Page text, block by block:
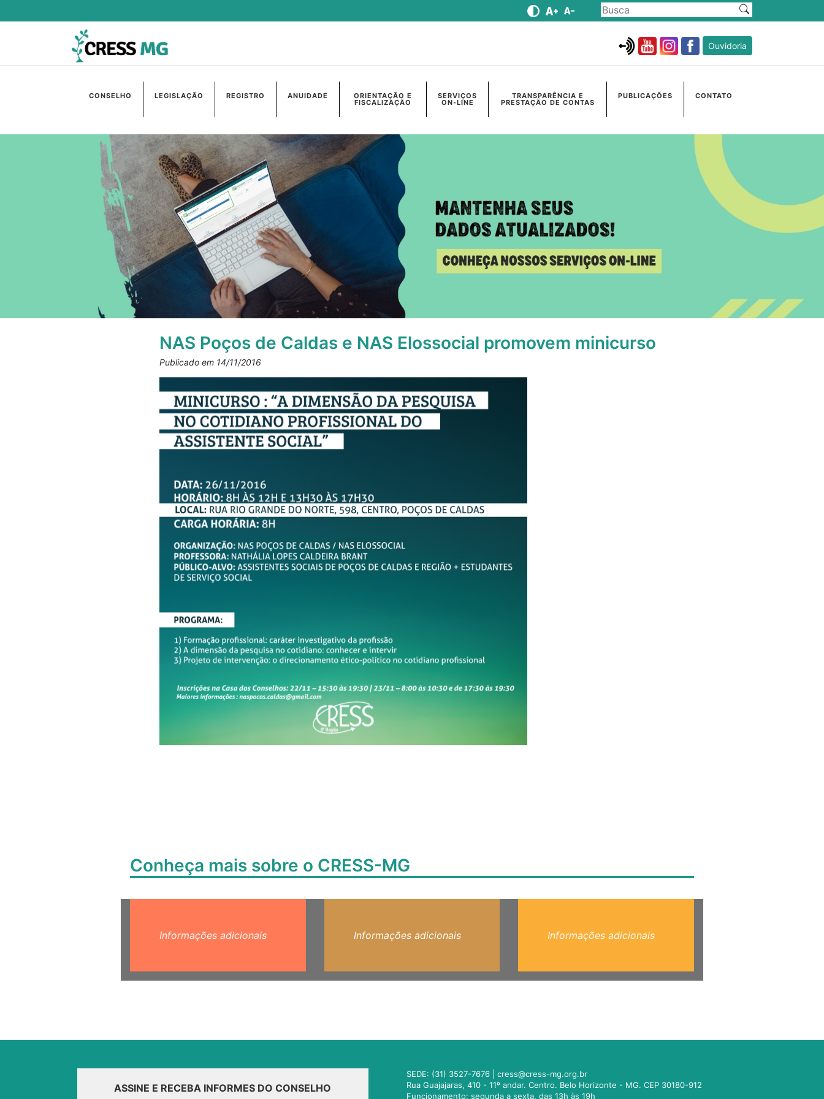
Ouvidoria
CONSELHO LEGISLAÇÃO REGISTRO ANUIDADE ORIENTAÇÃO E
FISCALIZAÇÃO
SERVIÇOS
ON-LINE
TRANSPARÊNCIA E
PRESTAÇÃO DE CONTAS
PUBLICAÇÕES CONTATO
NAS Poços de Caldas e NAS Elossocial promovem minicurso
Publicado em 14/11/2016
Conheça mais sobre o CRESS-MG
Informações adicionais Informações adicionais Informações adicionais
ASSINE E RECEBA INFORMES DO CONSELHO
SEDE: (31) 3527-7676 |cress@cress-mg.org.br
Rua Guajajaras, 410 - 11º andar. Centro. Belo Horizonte - MG. CEP 30180-912
Funcionamento: segunda a sexta, das 13h às 19h